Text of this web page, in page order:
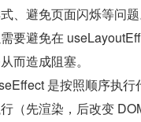
、避免页面闪烁等问
要避免在
而造成阻塞。
是按照顺序执行
（先渲染，后改变